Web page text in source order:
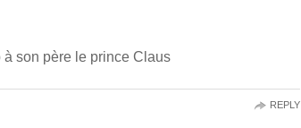
son père le prince Claus
REPLY